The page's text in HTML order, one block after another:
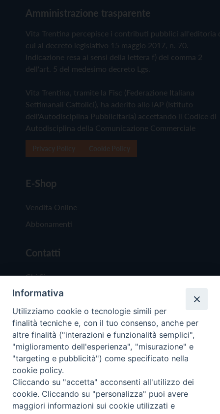
Amministrazione trasparente
Vita Trentina percepisce i contributi pubblici all'editoria
cui al decreto legislativo 15 maggio 2017, n. 70.
Indicazione resa ai sensi della lettera f) del comma 2
dell'art. 5 del medesimo decreto Lgs.
Vita Trentina, tramite la Fisc (Federazione Italiana
Settimanali Cattolici), ha aderito allo IAP (Istituto
dell'Autodisciplina Pubblicitaria) accettando il Codice di
Autodisciplina della Comunicazione Commerciale
E-Shop
Vendita Online
Abbonamenti
Contatti
Chi Siamo
Redazione
Scrivici
Copyright © 2019 - Tutti i diritti riservati - Vita
Trentina Editrice
Privacy Policy
Informativa
Utilizziamo cookie o tecnologie simili per
finalità tecniche e, con il tuo consenso, anche per
altre finalità ("interazioni e funzionalità semplici",
"miglioramento dell'esperienza", "misurazione" e
"targeting e pubblicità") come specificato nella
cookie policy.
Cliccando su "accetta" acconsenti all'utilizzo dei
cookie. Cliccando su "personalizza" puoi avere
maggiori informazioni sui cookie utilizzati e